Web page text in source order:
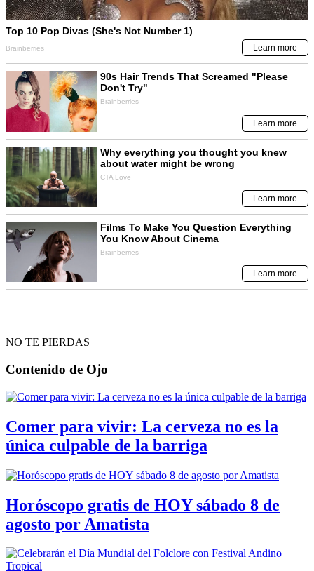
NO TE PIERDAS
Contenido de Ojo
Comer para vivir: La cerveza no es la
única culpable de la barriga
Horóscopo gratis de HOY sábado 8 de
agosto por Amatista